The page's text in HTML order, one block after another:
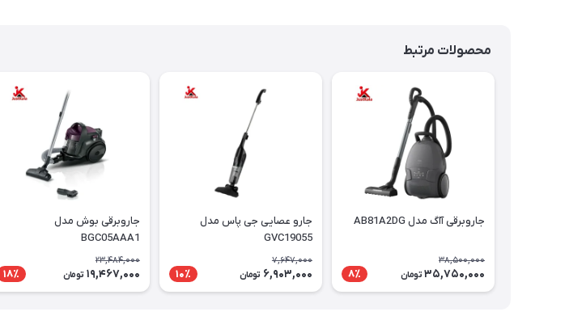
محصولات مرتبط
جاروبرقی آاگ مدل AB81A2DG
38,500,000
35,750,000 تومان 8٪
جارو عصایی جی پاس مدل
GVC19055
7,647,000
6,903,000 تومان 10٪
جاروبرقی بوش مدل
BGC05AAA1
23,484,000
19,467,000 تومان 18٪